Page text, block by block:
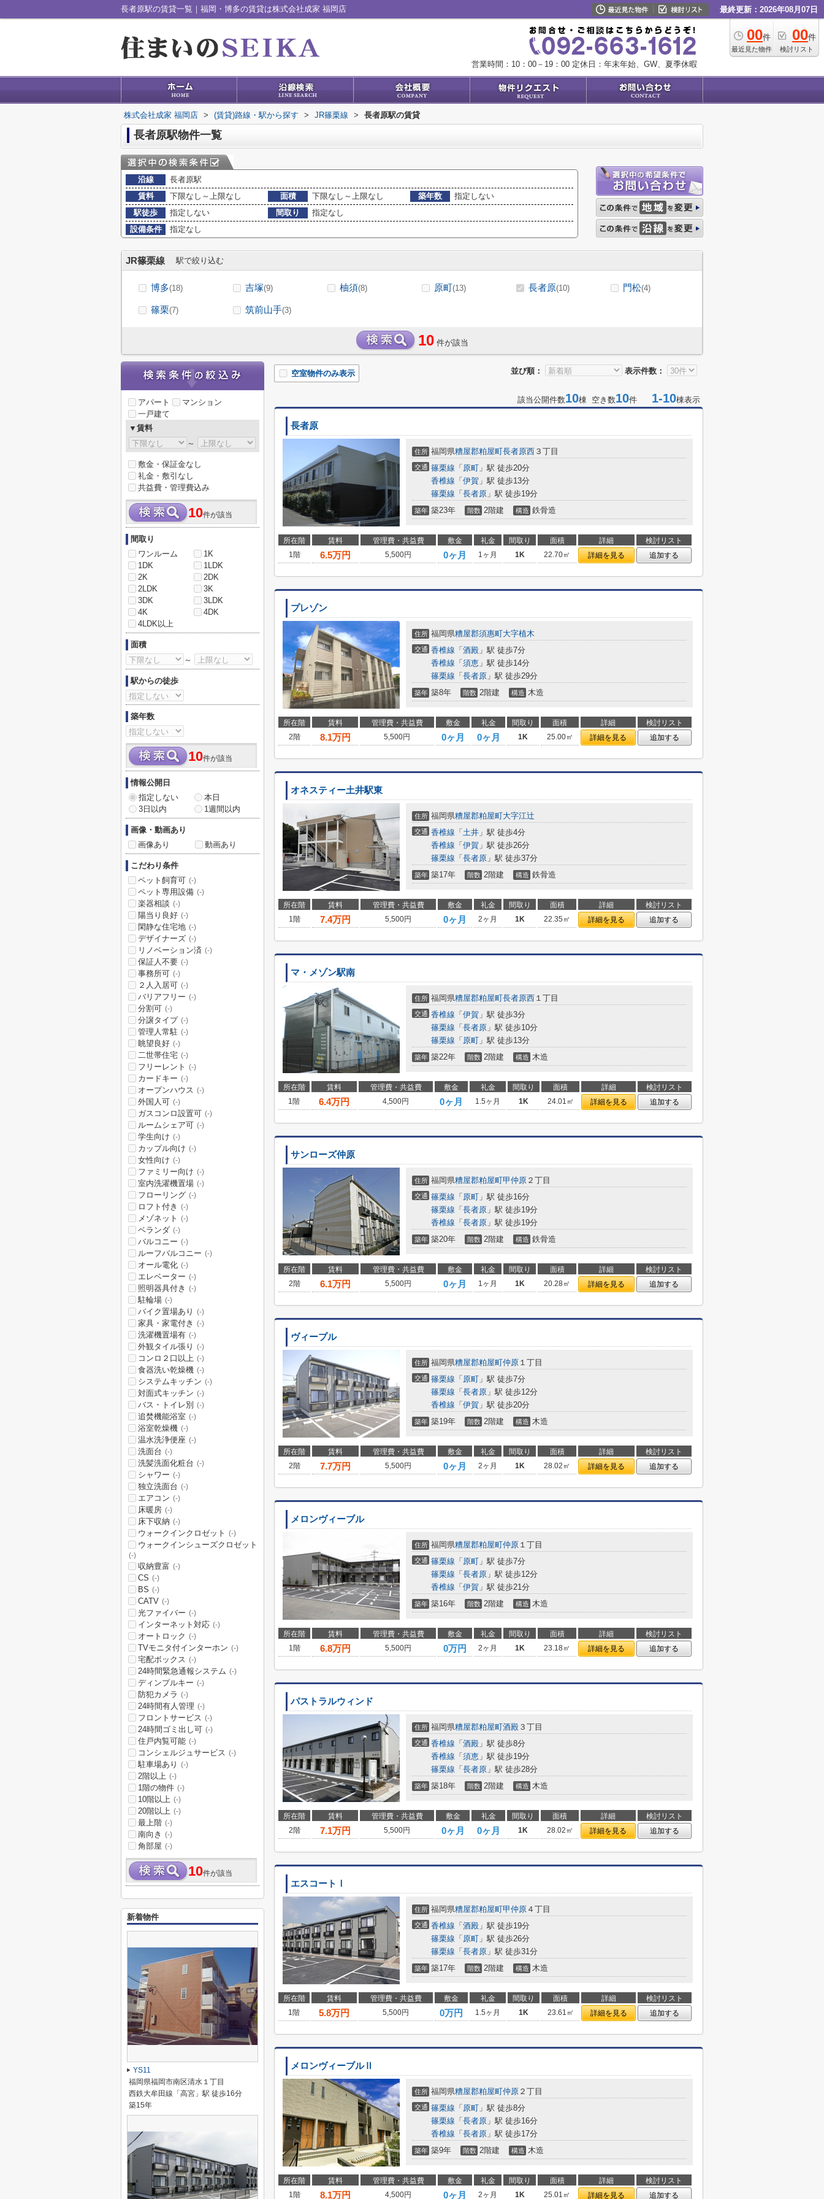
長者原駅の賃貸一覧｜福岡・博多の賃貸は株式会社成家 福岡店 最終更新：2026年08月07日
00件
最近見た物件
00件
検討リスト
営業時間：10：00－19：00 定休日：年末年始、GW、夏季休暇
株式会社成家 福岡店 > (賃貸)路線・駅から探す > JR篠栗線 > 長者原駅の賃貸
長者原駅物件一覧
沿線
長者原駅
賃料
下限なし～上限なし 面積 下限なし～上限なし 築年数
指定しない
駅徒歩
指定しない 間取り
指定なし
設備条件
指定なし
JR篠栗線 駅で絞り込む
博多(18) 吉塚(9) 柚須(8) 原町(13) 長者原(10) 門松(4)
篠栗(7) 筑前山手(3)
10 件が該当
並び順： 表示件数：
空室物件のみ表示
該当公開件数10棟 空き数10件 1-10棟表示
長者原
住所 福岡県糟屋郡粕屋町長者原西 ３丁目
交通 篠栗線 「 原町 」駅 徒歩20分
香椎線 「 伊賀 」駅 徒歩13分
篠栗線 「 長者原 」駅 徒歩19分
築年 築23年 階数 2階建 構造 鉄骨造
所在階 賃料 管理費・共益費 敷金 礼金 間取り 面積 詳細
検討リスト
1階
6.5万円 5,500円 0ヶ月 1ヶ月 1K 22.70㎡ 詳細を見る 追加する
プレゾン
住所 福岡県糟屋郡須惠町大字植木
交通 香椎線 「 酒殿 」駅 徒歩7分
香椎線 「 須恵 」駅 徒歩14分
篠栗線 「 長者原 」駅 徒歩29分
築年 築8年 階数 2階建 構造 木造
所在階 賃料 管理費・共益費 敷金 礼金 間取り 面積 詳細
検討リスト
2階
8.1万円 5,500円 0ヶ月 0ヶ月 1K 25.00㎡ 詳細を見る 追加する
オネスティー土井駅東
住所 福岡県糟屋郡粕屋町大字江辻
交通 香椎線 「 土井 」駅 徒歩4分
香椎線 「 伊賀 」駅 徒歩26分
篠栗線 「 長者原 」駅 徒歩37分
築年 築17年 階数 2階建 構造 鉄骨造
所在階 賃料 管理費・共益費 敷金 礼金 間取り 面積 詳細
検討リスト
1階
7.4万円 5,500円 0ヶ月 2ヶ月 1K 22.35㎡ 詳細を見る 追加する
マ・メゾン駅南
住所 福岡県糟屋郡粕屋町長者原西 １丁目
交通 香椎線 「 伊賀 」駅 徒歩3分
篠栗線 「 長者原 」駅 徒歩10分
篠栗線 「 原町 」駅 徒歩13分
築年 築22年 階数 2階建 構造 木造
所在階 賃料 管理費・共益費 敷金 礼金 間取り 面積 詳細
検討リスト
1階
6.4万円 4,500円 0ヶ月 1.5ヶ月 1K 24.01㎡ 詳細を見る 追加する
サンローズ仲原
住所 福岡県糟屋郡粕屋町甲仲原 ２丁目
交通 篠栗線 「 原町 」駅 徒歩16分
篠栗線 「 長者原 」駅 徒歩19分
香椎線 「 長者原 」駅 徒歩19分
築年 築20年 階数 2階建 構造 鉄骨造
所在階 賃料 管理費・共益費 敷金 礼金 間取り 面積 詳細
検討リスト
2階
6.1万円 5,500円 0ヶ月 1ヶ月 1K 20.28㎡ 詳細を見る 追加する
ヴィープル
住所 福岡県糟屋郡粕屋町仲原 １丁目
交通 篠栗線 「 原町 」駅 徒歩7分
篠栗線 「 長者原 」駅 徒歩12分
香椎線 「 伊賀 」駅 徒歩20分
築年 築19年 階数 2階建 構造 木造
所在階 賃料 管理費・共益費 敷金 礼金 間取り 面積 詳細
検討リスト
2階
7.7万円 5,500円 0ヶ月 2ヶ月 1K 28.02㎡ 詳細を見る 追加する
メロンヴィーブル
住所 福岡県糟屋郡粕屋町仲原 １丁目
交通 篠栗線 「 原町 」駅 徒歩7分
篠栗線 「 長者原 」駅 徒歩12分
香椎線 「 伊賀 」駅 徒歩21分
築年 築16年 階数 2階建 構造 木造
所在階 賃料 管理費・共益費 敷金 礼金 間取り 面積 詳細
検討リスト
1階
6.8万円 5,500円 0万円 2ヶ月 1K 23.18㎡ 詳細を見る 追加する
パストラルウィンド
住所 福岡県糟屋郡粕屋町酒殿 ３丁目
交通 香椎線 「 酒殿 」駅 徒歩8分
香椎線 「 須恵 」駅 徒歩19分
篠栗線 「 長者原 」駅 徒歩28分
築年 築18年 階数 2階建 構造 木造
所在階 賃料 管理費・共益費 敷金 礼金 間取り 面積 詳細
検討リスト
2階
7.1万円 5,500円 0ヶ月 0ヶ月 1K 28.02㎡ 詳細を見る 追加する
エスコートⅠ
住所 福岡県糟屋郡粕屋町甲仲原 ４丁目
交通 香椎線 「 酒殿 」駅 徒歩19分
篠栗線 「 原町 」駅 徒歩26分
篠栗線 「 長者原 」駅 徒歩31分
築年 築17年 階数 2階建 構造 木造
所在階 賃料 管理費・共益費 敷金 礼金 間取り 面積 詳細
検討リスト
1階
5.8万円 5,500円 0万円 1.5ヶ月 1K 23.61㎡ 詳細を見る 追加する
メロンヴィーブルⅡ
住所 福岡県糟屋郡粕屋町仲原 ２丁目
交通 篠栗線 「 原町 」駅 徒歩8分
篠栗線 「 長者原 」駅 徒歩16分
香椎線 「 長者原 」駅 徒歩17分
築年 築9年 階数 2階建 構造 木造
所在階 賃料 管理費・共益費 敷金 礼金 間取り 面積 詳細
検討リスト
1階
8.1万円 4,500円 0ヶ月 2ヶ月 1K 25.01㎡ 詳細を見る 追加する
アパート
マンション
一戸建て
▼賃料
～
敷金・保証金なし
礼金・敷引なし
共益費・管理費込み
10件が該当
間取り
ワンルーム
1K
1DK
1LDK
2K
2DK
2LDK
3K
3DK
3LDK
4K
4DK
4LDK以上
面積
～
駅からの徒歩
築年数
10件が該当
情報公開日
指定しない
本日
3日以内
1週間以内
画像・動画あり
画像あり
動画あり
こだわり条件
ペット飼育可 (-)
ペット専用設備 (-)
楽器相談 (-)
陽当り良好 (-)
閑静な住宅地 (-)
デザイナーズ (-)
リノベーション済 (-)
保証人不要 (-)
事務所可 (-)
２人入居可 (-)
バリアフリー (-)
分割可 (-)
分譲タイプ (-)
管理人常駐 (-)
眺望良好 (-)
二世帯住宅 (-)
フリーレント (-)
カードキー (-)
オープンハウス (-)
外国人可 (-)
ガスコンロ設置可 (-)
ルームシェア可 (-)
学生向け (-)
カップル向け (-)
女性向け (-)
ファミリー向け (-)
室内洗濯機置場 (-)
フローリング (-)
ロフト付き (-)
メゾネット (-)
ベランダ (-)
バルコニー (-)
ルーフバルコニー (-)
オール電化 (-)
エレベーター (-)
照明器具付き (-)
駐輪場 (-)
バイク置場あり (-)
家具・家電付き (-)
洗濯機置場有 (-)
外観タイル張り (-)
コンロ２口以上 (-)
食器洗い乾燥機 (-)
システムキッチン (-)
対面式キッチン (-)
バス・トイレ別 (-)
追焚機能浴室 (-)
浴室乾燥機 (-)
温水洗浄便座 (-)
洗面台 (-)
洗髪洗面化粧台 (-)
シャワー (-)
独立洗面台 (-)
エアコン (-)
床暖房 (-)
床下収納 (-)
ウォークインクロゼット (-)
ウォークインシューズクロゼット
(-)
収納豊富 (-)
CS (-)
BS (-)
CATV (-)
光ファイバー (-)
インターネット対応 (-)
オートロック (-)
TVモニタ付インターホン (-)
宅配ボックス (-)
24時間緊急通報システム (-)
ディンプルキー (-)
防犯カメラ (-)
24時間有人管理 (-)
フロントサービス (-)
24時間ゴミ出し可 (-)
住戸内覧可能 (-)
コンシェルジュサービス (-)
駐車場あり (-)
2階以上 (-)
1階の物件 (-)
10階以上 (-)
20階以上 (-)
最上階 (-)
南向き (-)
角部屋 (-)
10件が該当
新着物件
YS11
福岡県福岡市南区清水１丁目
西鉄大牟田線「高宮」駅 徒歩16分
築15年